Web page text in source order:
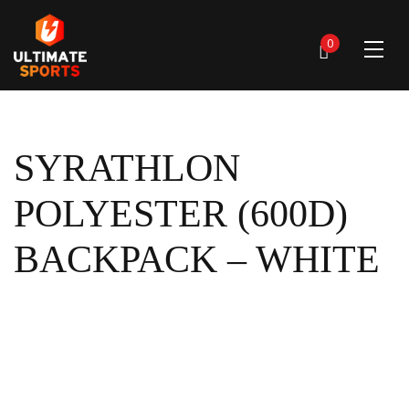
0
SYRATHLON
POLYESTER (600D)
BACKPACK – WHITE